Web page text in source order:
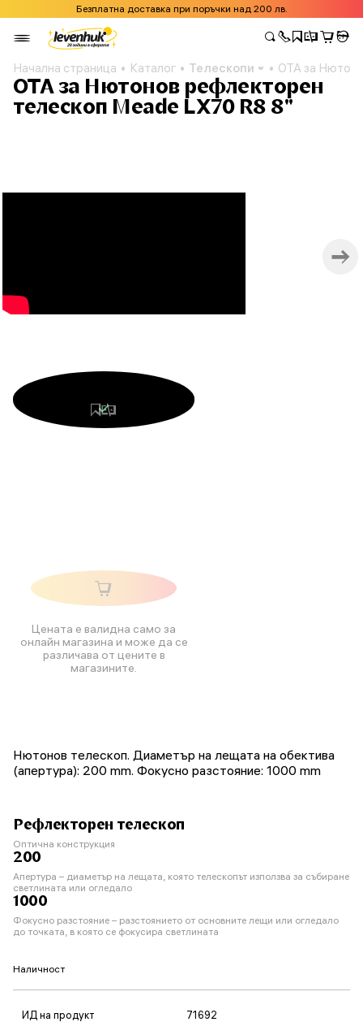
Безплатна доставка при поръчки над 200 лв.
Начална страница Каталог Телескопи OTA за
OTA за Нютонов рефлекторен
телескоп Meade LX70 R8 8"
Цената е валидна само за
онлайн магазина и може да се
различава от цените в
магазините.
Нютонов телескоп. Диаметър на лещата на обектива
(апертура): 200 mm. Фокусно разстояние: 1000 mm
Рефлекторен телескоп
Оптична конструкция
200
Апертура – диаметър на лещата, която телескопът използва за събиране
светлината или огледало
1000
Фокусно разстояние – разстоянието от основните лещи или огледало
до точката, в която се фокусира светлината
Наличност
ИД на продукт
71692